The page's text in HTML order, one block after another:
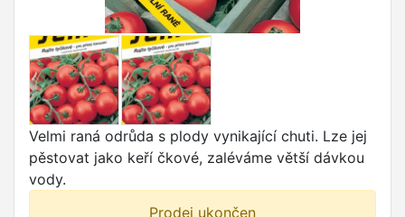
Velmi raná odrůda s plody vynikající chuti. Lze jej
pěstovat jako keří čkové, zaléváme větší dávkou
vody.
Prodej ukončen